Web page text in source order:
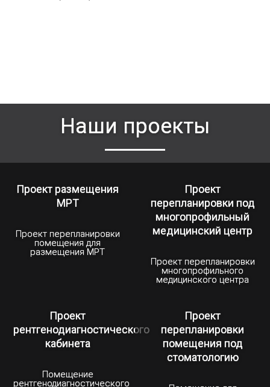
Наши проекты
Проект размещения
МРТ
Проект перепланировки
помещения для
размещения МРТ
Проект
перепланировки под
многопрофильный
медицинский центр
Проект перепланировки
многопрофильного
медицинского центра
Проект
рентгенодиагностического
кабинета
Помещение
рентгенодиагностического
Проект
перепланировки
помещения под
стоматологию